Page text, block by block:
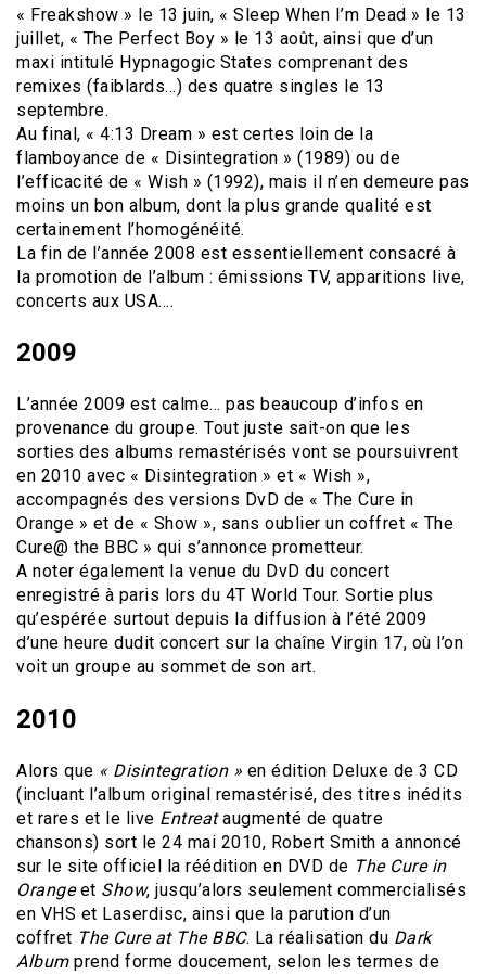
« Freakshow » le 13 juin, « Sleep When I’m Dead » le 13
juillet, « The Perfect Boy » le 13 août, ainsi que d’un
maxi intitulé Hypnagogic States comprenant des
remixes (faiblards…) des quatre singles le 13
septembre.
Au final, « 4:13 Dream » est certes loin de la
flamboyance de « Disintegration » (1989) ou de
l’efficacité de « Wish » (1992), mais il n’en demeure pas
moins un bon album, dont la plus grande qualité est
certainement l’homogénéité.
La fin de l’année 2008 est essentiellement consacré à
la promotion de l’album : émissions TV, apparitions live,
concerts aux USA….
2009
L’année 2009 est calme… pas beaucoup d’infos en
provenance du groupe. Tout juste sait-on que les
sorties des albums remastérisés vont se poursuivrent
en 2010 avec « Disintegration » et « Wish »,
accompagnés des versions DvD de « The Cure in
Orange » et de « Show », sans oublier un coffret « The
Cure@ the BBC » qui s’annonce prometteur.
A noter également la venue du DvD du concert
enregistré à paris lors du 4T World Tour. Sortie plus
qu’espérée surtout depuis la diffusion à l’été 2009
d’une heure dudit concert sur la chaîne Virgin 17, où l’on
voit un groupe au sommet de son art.
2010
Alors que « Disintegration » en édition Deluxe de 3 CD
(incluant l’album original remastérisé, des titres inédits
et rares et le live Entreataugmenté de quatre
chansons) sort le 24 mai 2010, Robert Smith a annoncé
sur le site officiel la réédition en DVD de The Cure in
Orangeet Show, jusqu’alors seulement commercialisés
en VHS et Laserdisc, ainsi que la parution d’un
coffret The Cure at The BBC. La réalisation du Dark
Albumprend forme doucement, selon les termes de